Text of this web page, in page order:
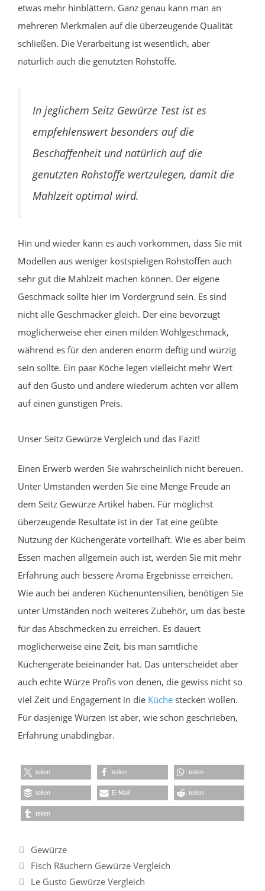
etwas mehr hinblättern. Ganz genau kann man an
mehreren Merkmalen auf die überzeugende Qualität
schließen. Die Verarbeitung ist wesentlich, aber
natürlich auch die genutzten Rohstoffe.
In jeglichem Seitz Gewürze Test ist es
empfehlenswert besonders auf die
Beschaffenheit und natürlich auf die
genutzten Rohstoffe wertzulegen, damit die
Mahlzeit optimal wird.
Hin und wieder kann es auch vorkommen, dass Sie mit
Modellen aus weniger kostspieligen Rohstoffen auch
sehr gut die Mahlzeit machen können. Der eigene
Geschmack sollte hier im Vordergrund sein. Es sind
nicht alle Geschmäcker gleich. Der eine bevorzugt
möglicherweise eher einen milden Wohlgeschmack,
während es für den anderen enorm deftig und würzig
sein sollte. Ein paar Köche legen vielleicht mehr Wert
auf den Gusto und andere wiederum achten vor allem
auf einen günstigen Preis.
Unser Seitz Gewürze Vergleich und das Fazit!
Einen Erwerb werden Sie wahrscheinlich nicht bereuen.
Unter Umständen werden Sie eine Menge Freude an
dem Seitz Gewürze Artikel haben. Für möglichst
überzeugende Resultate ist in der Tat eine geübte
Nutzung der Küchengeräte vorteilhaft. Wie es aber beim
Essen machen allgemein auch ist, werden Sie mit mehr
Erfahrung auch bessere Aroma Ergebnisse erreichen.
Wie auch bei anderen Küchenuntensilien, benötigen Sie
unter Umständen noch weiteres Zubehör, um das beste
für das Abschmecken zu erreichen. Es dauert
möglicherweise eine Zeit, bis man sämtliche
Küchengeräte beieinander hat. Das unterscheidet aber
auch echte Würze Profis von denen, die gewiss nicht so
viel Zeit und Engagement in die Küche stecken wollen.
Für dasjenige Würzen ist aber, wie schon geschrieben,
Erfahrung unabdingbar.
teilen teilen teilen
teilen E-Mail teilen
teilen
Kategorien
Gewürze
Fisch Räuchern Gewürze Vergleich
Le Gusto Gewürze Vergleich